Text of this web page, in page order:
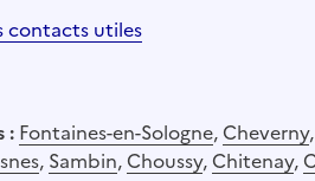
contacts utiles
: Fontaines-en-Sologne, Cheverny,
, Sambin, Choussy, Chitenay,